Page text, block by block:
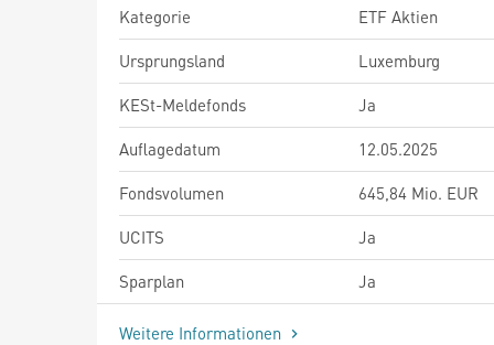
Kategorie
ETF Aktien
Ursprungsland
Luxemburg
KESt-Meldefonds
Ja
Auflagedatum
12.05.2025
Fondsvolumen
645,84 Mio. EUR
UCITS
Ja
Sparplan
Ja
Weitere Informationen